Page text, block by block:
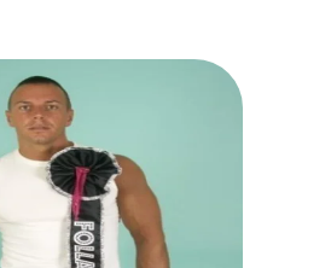
AÑADIR AL
CARRITO